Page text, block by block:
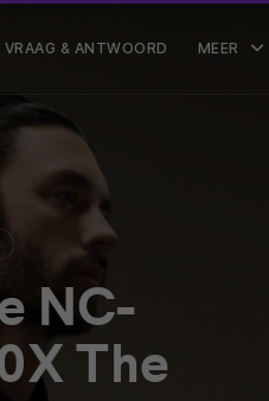
VRAAG & ANTWOORD MEER
NC-
The